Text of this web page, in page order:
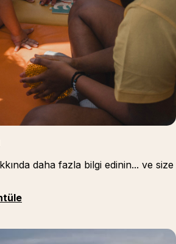
daha fazla bilgi edinin... ve size